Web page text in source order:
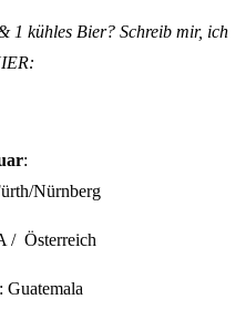
1 kühles Bier? Schreib mir, ich
:
Nürnberg
/ Österreich
Guatemala